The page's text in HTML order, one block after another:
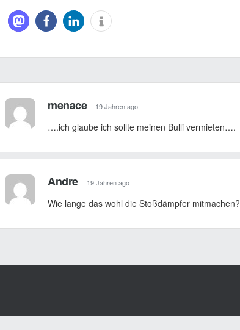
menace 19 Jahren ago
….ich glaube ich sollte meinen Bulli vermieten….
Andre 19 Jahren ago
Wie lange das wohl die Stoßdämpfer mitmachen?